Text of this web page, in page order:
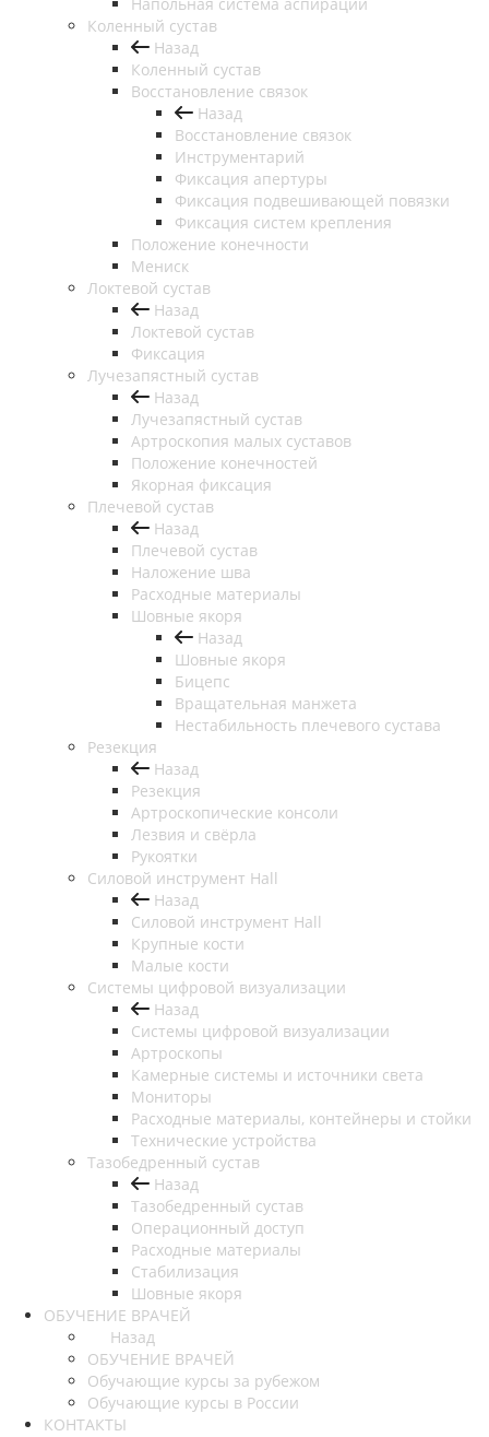
Коленный сустав
Назад
Коленный сустав
Восстановление связок
Назад
Восстановление связок
Инструментарий
Фиксация апертуры
Фиксация подвешивающей повязки
Фиксация систем крепления
Положение конечности
Мениск
Локтевой сустав
Назад
Локтевой сустав
Фиксация
Лучезапястный сустав
Назад
Лучезапястный сустав
Артроскопия малых суставов
Положение конечностей
Якорная фиксация
Плечевой сустав
Назад
Плечевой сустав
Наложение шва
Расходные материалы
Шовные якоря
Назад
Шовные якоря
Бицепс
Вращательная манжета
Нестабильность плечевого сустава
Резекция
Назад
Резекция
Артроскопические консоли
Лезвия и свёрла
Рукоятки
Силовой инструмент Hall
Назад
Силовой инструмент Hall
Крупные кости
Малые кости
Системы цифровой визуализации
Назад
Системы цифровой визуализации
Артроскопы
Камерные системы и источники света
Мониторы
Расходные материалы, контейнеры и стойки
Технические устройства
Тазобедренный сустав
Назад
Тазобедренный сустав
Операционный доступ
Расходные материалы
Стабилизация
Шовные якоря
ОБУЧЕНИЕ ВРАЧЕЙ
Назад
ОБУЧЕНИЕ ВРАЧЕЙ
Обучающие курсы за рубежом
Обучающие курсы в России
КОНТАКТЫ